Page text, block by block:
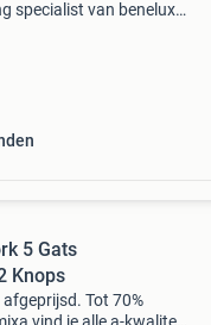
specialist van benelux!
5 Gats
Knops
Tot 70%